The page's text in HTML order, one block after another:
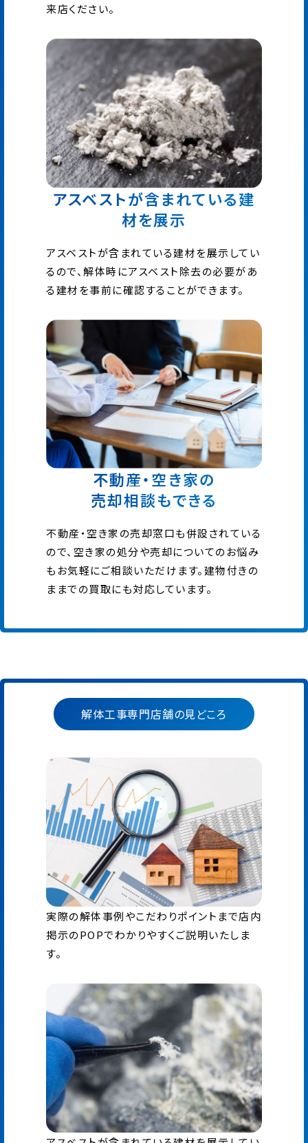
来店ください。
アスベストが含まれている建
材を展示
アスベストが含まれている建材を展示してい
るので、解体時にアスベスト除去の必要があ
る建材を事前に確認することができます。
不動産・空き家の
売却相談もできる
不動産・空き家の売却窓口も併設されている
ので、空き家の処分や売却についてのお悩み
もお気軽にご相談いただけます。建物付きの
ままでの買取にも対応しています。
解体工事専門店舗の見どころ
実際の解体事例やこだわりポイントまで店内
掲示のPOPでわかりやすくご説明いたしま
す。